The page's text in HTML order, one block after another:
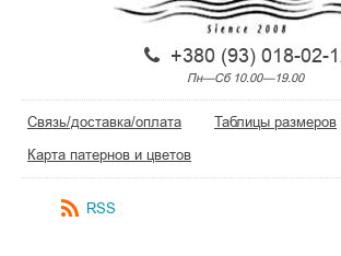
+380 (93) 018-02-
Пн—Сб 10.00—19.00
Связь/доставка/оплата
Таблицы размеров
Карта патернов и цветов
RSS